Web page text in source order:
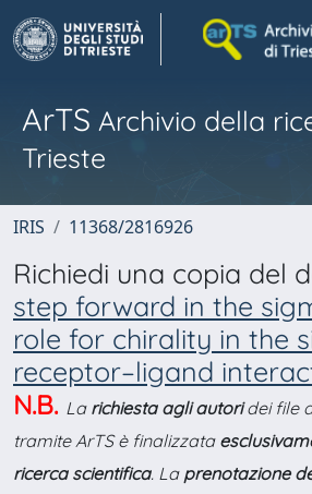
ArTS Archivio della
Trieste
IRIS 11368/2816926
Richiedi una copia del
step forward in the
role for chirality in the
receptor–ligand
N.B. La richiesta agli autoridei file
tramite ArTS è finalizzata
ricerca scientifica. La prenotazione